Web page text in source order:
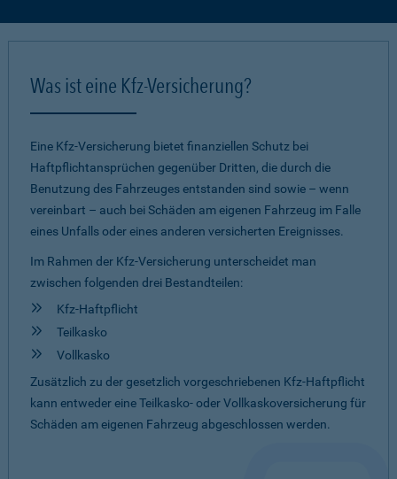
Was ist eine Kfz-Versicherung?
Eine Kfz-Versicherung bietet finanziellen Schutz bei
Haftpflichtansprüchen gegenüber Dritten, die durch die
Benutzung des Fahrzeuges entstanden sind sowie – wenn
vereinbart – auch bei Schäden am eigenen Fahrzeug im Falle
eines Unfalls oder eines anderen versicherten Ereignisses.
Im Rahmen der Kfz-Versicherung unterscheidet man
zwischen folgenden drei Bestandteilen:
Kfz-Haftpflicht
Teilkasko
Vollkasko
Zusätzlich zu der gesetzlich vorgeschriebenen Kfz-Haftpflicht
kann entweder eine Teilkasko- oder Vollkaskoversicherung für
Schäden am eigenen Fahrzeug abgeschlossen werden.